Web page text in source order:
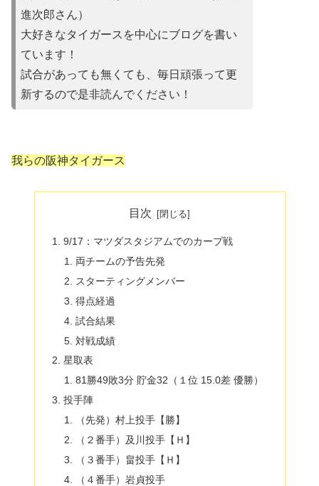
進次郎さん）
大好きなタイガースを中心にブログを書い
ています！
試合があって も無くても、毎日頑張って更
新するので是非読んでください！
我らの阪神タイガース
目次
9/17：マツダスタジアムでのカープ戦
両チームの予告先発
スターティングメンバー
得点経過
試合結果
対戦成績
星取表
81勝49敗3分 貯金32（１位 15.0差 優勝）
投手陣
（先発）村上投手【勝】
（２番手）及川投手【Ｈ】
（３番手）畠投手【Ｈ】
（４番手）岩貞投手